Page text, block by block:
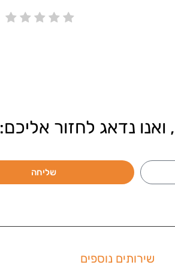
נדאג לחזור אליכם:
שליחה
שירותים נוספים